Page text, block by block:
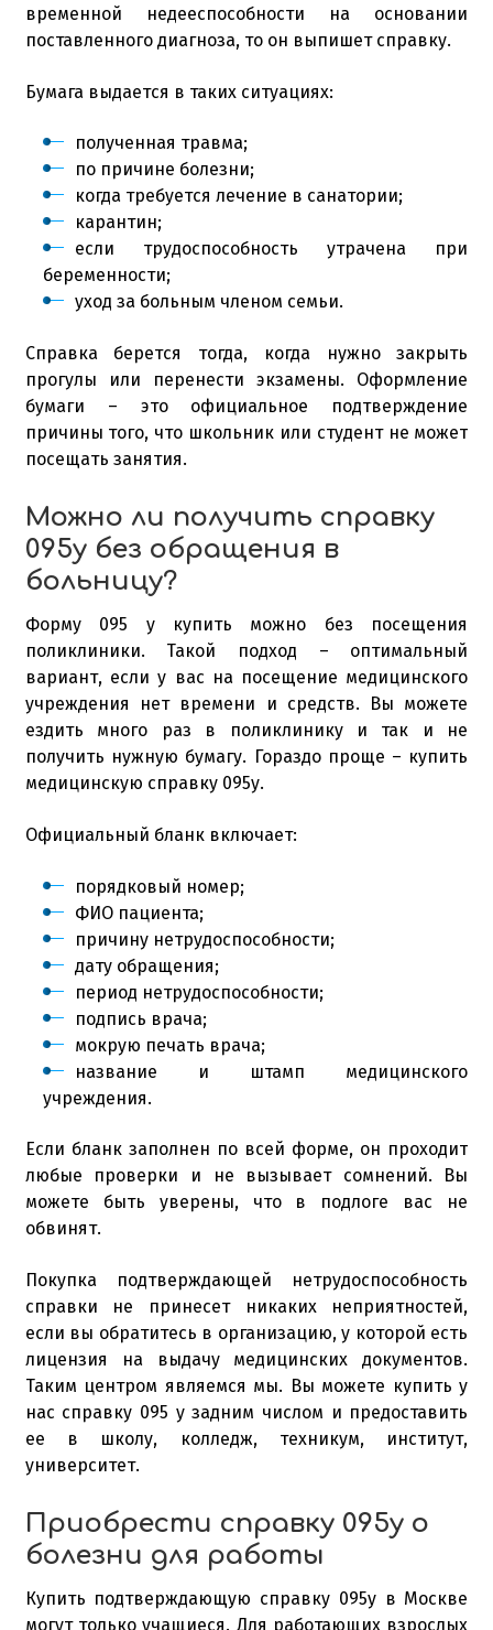
временной недееспособности на основании
поставленного диагноза, то он выпишет справку.
Бумага выдается в таких ситуациях:
полученная травма;
по причине болезни;
когда требуется лечение в санатории;
карантин;
если трудоспособность утрачена при
беременности;
уход за больным членом семьи.
Справка берется тогда, когда нужно закрыть
прогулы или перенести экзамены. Оформление
бумаги – это официальное подтверждение
причины того, что школьник или студент не может
посещать занятия.
Можно ли получить справку
095у без обращения в
больницу?
Форму 095 у купить можно без посещения
поликлиники. Такой подход – оптимальный
вариант, если у вас на посещение медицинского
учреждения нет времени и средств. Вы можете
ездить много раз в поликлинику и так и не
получить нужную бумагу. Гораздо проще – купить
медицинскую справку 095у.
Официальный бланк включает:
порядковый номер;
ФИО пациента;
причину нетрудоспособности;
дату обращения;
период нетрудоспособности;
подпись врача;
мокрую печать врача;
название и штамп медицинского
учреждения.
Если бланк заполнен по всей форме, он проходит
любые проверки и не вызывает сомнений. Вы
можете быть уверены, что в подлоге вас не
обвинят.
Покупка подтверждающей нетрудоспособность
справки не принесет никаких неприятностей,
если вы обратитесь в организацию, у которой есть
лицензия на выдачу медицинских документов.
Таким центром являемся мы. Вы можете купить у
нас справку 095 у задним числом и предоставить
ее в школу, колледж, техникум, институт,
университет.
Приобрести справку 095у о
болезни для работы
Купить подтверждающую справку 095у в Москве
могут только учащиеся. Для работающих взрослых